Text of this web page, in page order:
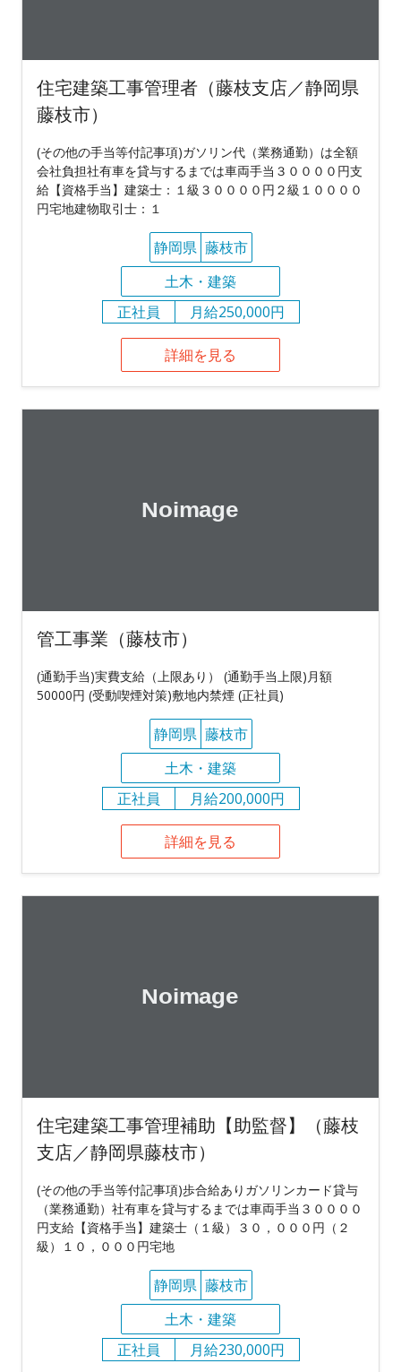
住宅建築工事管理者（藤枝支店／静岡県
藤枝市）
(その他の手当等付記事項)ガソリン代（業務通勤）は全額
会社負担社有車を貸与するまでは車両手当３００００円支
給【資格手当】建築士：１級３００００円２級１００００
円宅地建物取引士：１
静岡県 藤枝市
土木・建築
正社員
月給250,000円
詳細を見る
管工事業（藤枝市）
(通勤手当)実費支給（上限あり） (通勤手当上限)月額
50000円 (受動喫煙対策)敷地内禁煙 (正社員)
静岡県 藤枝市
土木・建築
正社員
月給200,000円
詳細を見る
住宅建築工事管理補助【助監督】（藤枝
支店／静岡県藤枝市）
(その他の手当等付記事項)歩合給ありガソリンカード貸与
（業務通勤）社有車を貸与するまでは車両手当３００００
円支給【資格手当】建築士（１級）３０，０００円（２
級）１０，０００円宅地
静岡県 藤枝市
土木・建築
正社員
月給230,000円